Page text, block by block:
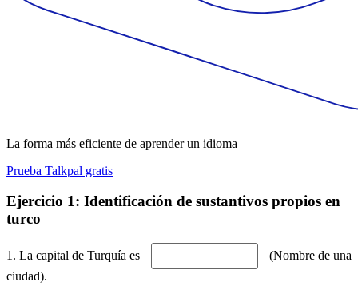
La forma más eficiente de aprender un idioma
Prueba Talkpal gratis
Ejercicio 1: Identificación de sustantivos propios en
turco
1. La capital de Turquía es
(Nombre de una
ciudad).